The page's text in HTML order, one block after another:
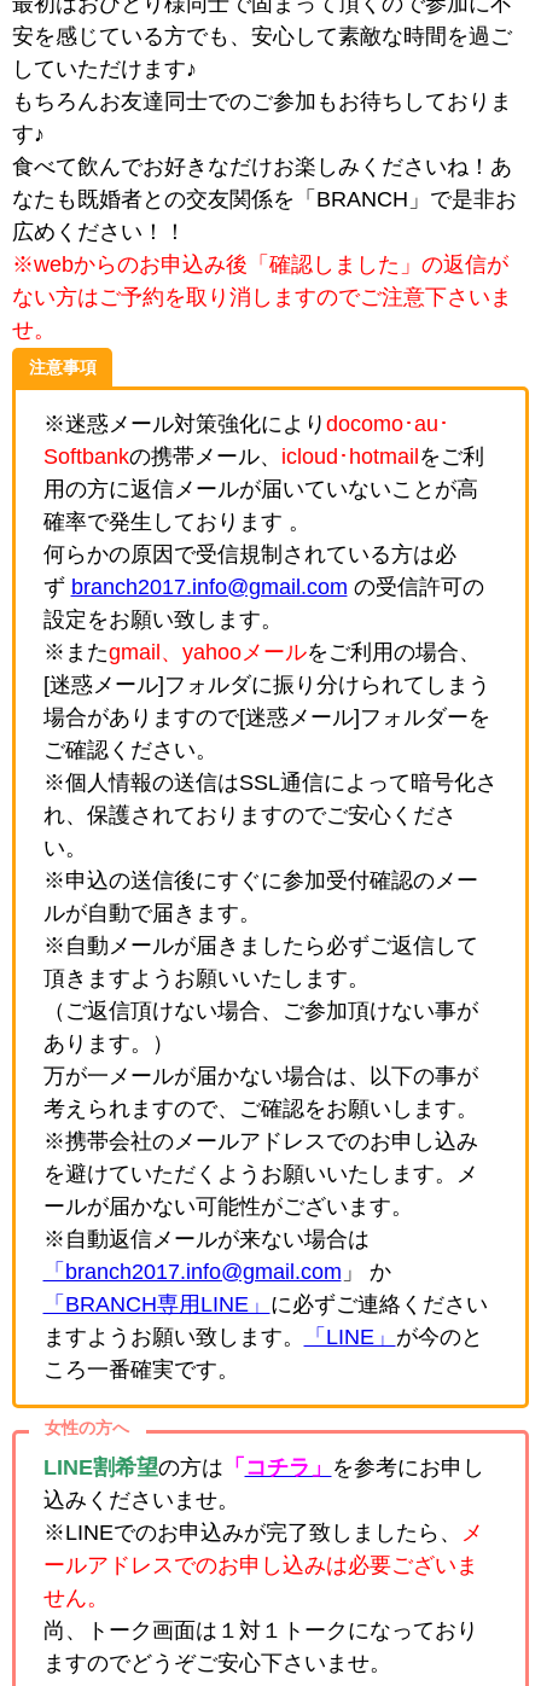
安を感じている方でも、安心して素敵な時間を過ご
していただけます♪
もちろんお友達同士でのご参加もお待ちしておりま
す♪
食べて飲んでお好きなだけお楽しみくださいね！あ
なたも既婚者との交友関係を「BRANCH」で是非お
広めください！！
※webからのお申込み後「確認しました」の返信が
ない方はご予約を取り消しますのでご注意下さいま
せ。
注意事項
※迷惑メール対策強化により docomo･au･
Softbankの携帯メール、 icloud･hotmail をご利
用の方に返信メールが届いていないことが高
確率で発生しております 。
何らかの原因で受信規制されている方は必
ず branch2017.info@gmail.com の受信許可の
設定をお願い致します。
※またgmail、yahooメールをご利用の場合、
[迷惑メール]フォルダに振り分けられてしまう
場合がありますので[迷惑メール]フォルダーを
ご確認ください。
※個人情報の送信はSSL通信によって暗号化さ
れ、保護されておりますのでご安心くださ
い。
※申込の送信後にすぐに参加受付確認のメー
ルが自動で届きます。
※自動メールが届きましたら必ずご返信して
頂きますようお願いいたします。
（ご返信頂けない場合、ご参加頂けない事が
あります。）
万が一メールが届かない場合は、以下の事が
考えられますので、ご確認をお願いします。
※携帯会社のメールアドレスでのお申し込み
を避けていただくようお願いいたします。メ
ールが届かない可能性がございます。
※自動返信メールが来ない場合は
「branch2017.info@gmail.com 」 か
「BRANCH専用LINE」 に必ずご連絡ください
ますようお願い致します。
「LINE」 が今のと
ころ一番確実です。
女性の方へ
LINE割希望の方は 「 コチラ」
を参考にお申し
込みくださいませ。
※LINEでのお申込みが完了致しましたら、
メ
ールアドレスでのお申し込みは必要ございま
せん。
尚、トーク画面は１対１トークになっており
ますのでどうぞご安心下さいませ。